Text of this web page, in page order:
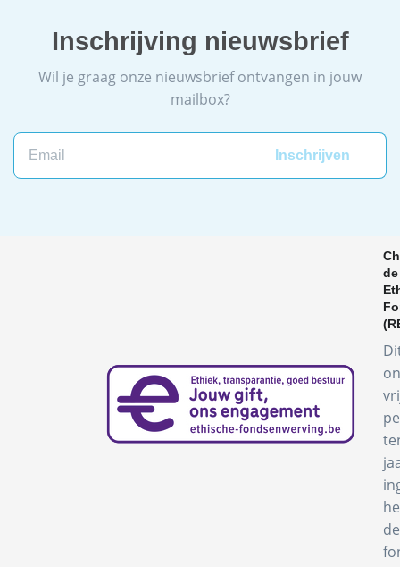
Inschrijving nieuwsbrief
Wil je graag onze nieuwsbrief ontvangen in jouw
mailbox?
Email